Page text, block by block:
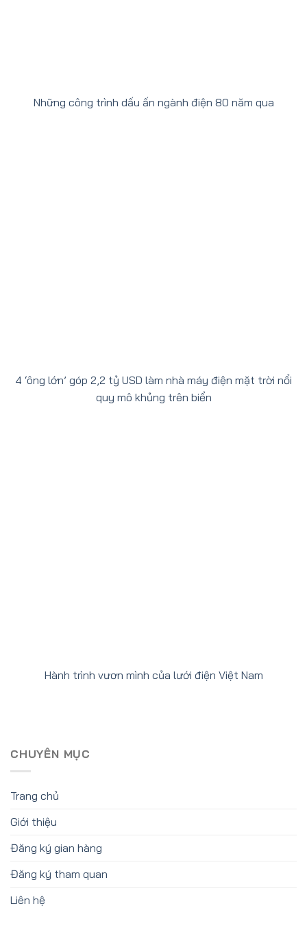
Những công trình dấu ấn ngành điện 80 năm qua
4 ‘ông lớn’ góp 2,2 tỷ USD làm nhà máy điện mặt trời nổi
quy mô khủng trên biển
Hành trình vươn mình của lưới điện Việt Nam
CHUYÊN MỤC
Trang chủ
Giới thiệu
Đăng ký gian hàng
Đăng ký tham quan
Liên hệ